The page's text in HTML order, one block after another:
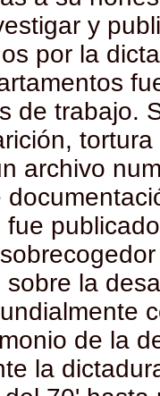
y
por la
de trabajo.
archivo
sobre la
de la
la